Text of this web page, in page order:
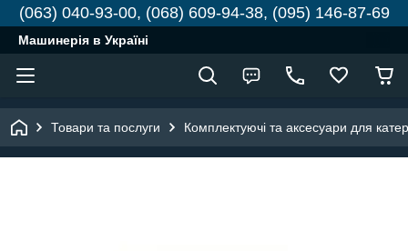
(063) 040-93-00, (068) 609-94-38, (095) 146-87-69
Машинерія в Україні
Товари та послуги Комплектуючі та аксесуари для